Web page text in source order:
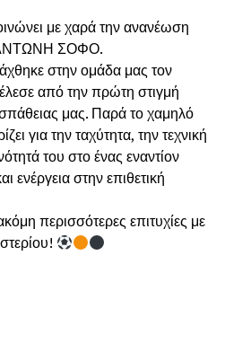
με χαρά την ανανέωση
ΑΝΤΩΝΗ ΣΟΦΟ.
στην ομάδα μας τον
από την πρώτη στιγμή
μας. Παρά το χαμηλό
για την ταχύτητα, την τεχνική
του στο ένας εναντίον
ενέργεια στην επιθετική
περισσότερες επιτυχίες με